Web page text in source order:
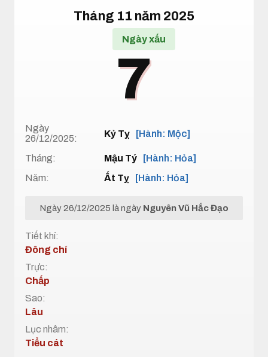
Tháng 11 năm 2025
Ngày xấu
7
Ngày
26/12/2025:
Kỷ Tỵ [Hành: Mộc]
Tháng: Mậu Tý
[Hành: Hỏa]
Năm:
Ất Tỵ [Hành: Hỏa]
Ngày 26/12/2025 là ngày Nguyên Vũ Hắc Đạo
Tiết khí:
Đông chí
Trực:
Chấp
Sao:
Lâu
Lục nhâm:
Tiểu cát